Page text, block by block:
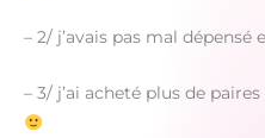
– 2/ j’avais pas mal dépensé
– 3/ j’ai acheté plus de